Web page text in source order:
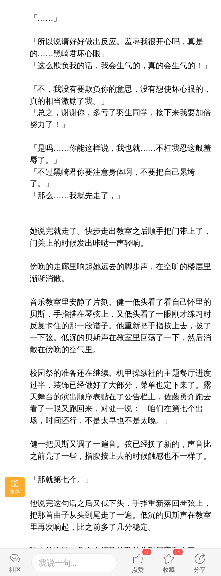
「……」
「所以说请好好做出反应。羞辱我很开心吗，真是
的……黑崎君坏心眼」
「这么欺负我的话，我会生气的，真的会生气的！」
「不，我没有要欺负你的意思，没有想使坏心眼的，
真的相当激励了我。」
「总之，谢谢你，多亏了羽生同学，接下来我要加倍
努力了！」
「是吗……你能这样说，我也就……不枉我忍这般羞
辱了。」
「不过黑崎君你要注意身体啊，不要把自己累垮
了。」
「那么……我就先走了，」
她说完就走了。快步走出教室之后顺手把门带上了，
门关上的时候发出咔哒一声轻响。
傍晚的走廊里响起她远去的脚步声，在空旷的楼层里
渐渐消散。
音乐教室里安静了片刻。健一低头看了看自己怀里的
贝斯，手指搭在琴弦上，又低头看了一眼刚才练习时
反复卡住的那一段谱子。他重新把手指按上去，拨了
一下弦。低沉的贝斯声在教室里回荡了一下，然后消
散在傍晚的空气里。
校园祭的准备还在继续。机甲操纵社的主题餐厅进度
过半，装饰已经做好了大部分，菜单也定下来了。露
天舞台的演出顺序表贴在了公告栏上，佐藤勇介跑去
看了一眼又跑回来，对健一说：「咱们在第七个出
场，时间还行，不是太早也不是太晚。」
健一把贝斯又调了一遍音。弦已经换了新的，声音比
之前亮了一些，指腹按上去的时候触感也不一样了。
「那就第七个。」
他说完这句话之后又低下头，手指重新落回琴弦上，
把那首曲子从头到尾走了一遍。低沉的贝斯声在教室
里再次响起，比之前多了几分稳定。
晚上的排练，几个人把整首歌从头到尾完整走了一
遍。山田静香的声音在副歌部分拔上去的时候，佐藤
勇介的鼓点稳稳地接住了，没有再像之前那样往前
社区
我说一句...
点赞
11
收藏
51
分享
菜单